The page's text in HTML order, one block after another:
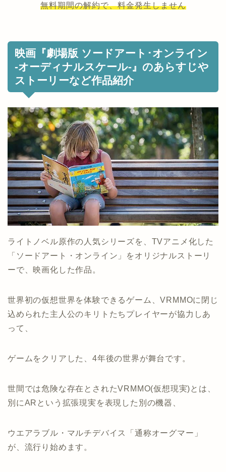
無料期間の解約で、料金発生しません
映画『劇場版 ソードアート･オンライン
-オーディナルスケール-』のあらすじや
ストーリーなど作品紹介
ライトノベル原作の人気シリーズを、TVアニメ化した
「ソードアート・オンライン」をオリジナルストーリ
ーで、映画化した作品。
世界初の仮想世界を体験できるゲーム、VRMMOに閉じ
込められた主人公のキリトたちプレイヤーが協力しあ
って、
ゲームをクリアした、4年後の世界が舞台です。
世間では危険な存在とされたVRMMO(仮想現実)とは、
別にARという拡張現実を表現した別の機器、
ウエアラブル・マルチデバイス「通称オーグマー」
が、流行り始めます。